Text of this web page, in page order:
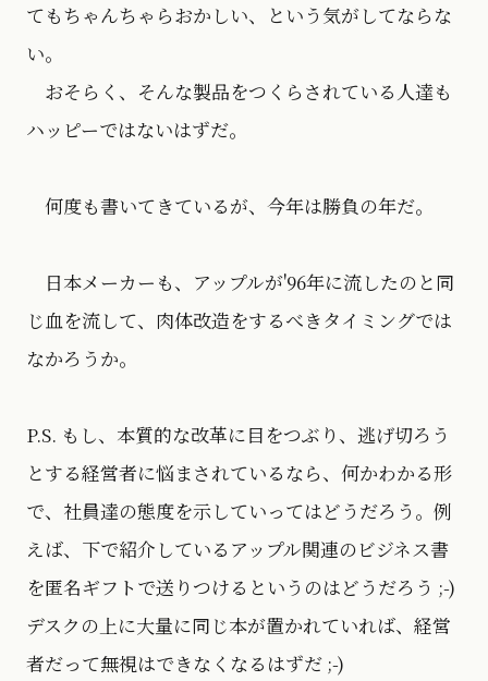
てもちゃんちゃらおかしい、という気がしてならな
い。
おそらく、そんな製品をつくらされている人達も
ハッピーではないはずだ。
何度も書いてきているが、今年は勝負の年だ。
日本メーカーも、アップルが'96年に流したのと同
じ血を流して、肉体改造をするべきタイミングでは
なかろうか。
P.S. もし、本質的な改革に目をつぶり、逃げ切ろう
とする経営者に悩まされているなら、何かわかる形
で、社員達の態度を示していってはどうだろう。例
えば、下で紹介しているアップル関連のビジネス書
を匿名ギフトで送りつけるというのはどうだろう ;-)
デスクの上に大量に同じ本が置かれていれば、経営
者だって無視はできなくなるはずだ ;-)